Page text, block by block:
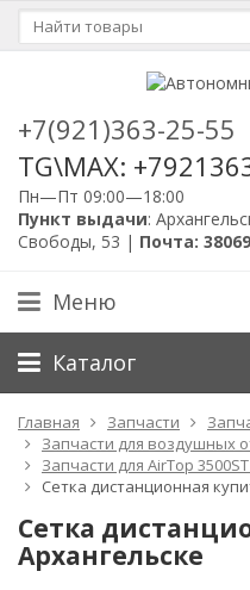
+7(921)363-25-55
TG\MAX:
Пн—Пт 09:00—18:00
Пункт выдачи:
Свободы, 53 | Почта:
Меню
Каталог
Главная Запчасти
Запчасти для воздушных
Запчасти для AirTop
Сетка дистанционная
Сетка
Архангельске